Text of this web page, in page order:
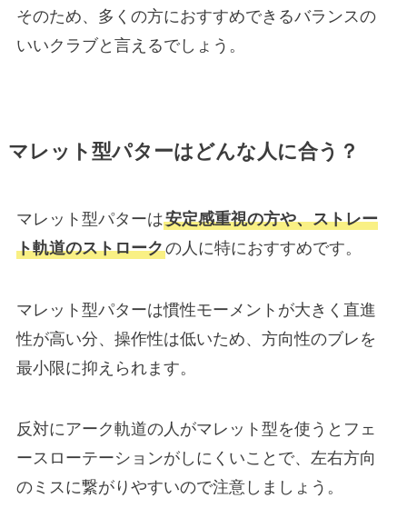
そのため、多くの方におすすめできるバランスの
いいクラブと言えるでしょう。
マレット型パターはどんな人に合う？
マレット型パターは安定感重視の方や、ストレー
ト軌道のストロークの人に特におすすめです。
マレット型パターは慣性モーメントが大きく直進
性が高い分、操作性は低いため、方向性のブレを
最小限に抑えられます。
反対にアーク軌道の人がマレット型を使うとフェ
ースローテーションがしにくいことで、左右方向
のミスに繋がりやすいので注意しましょう。